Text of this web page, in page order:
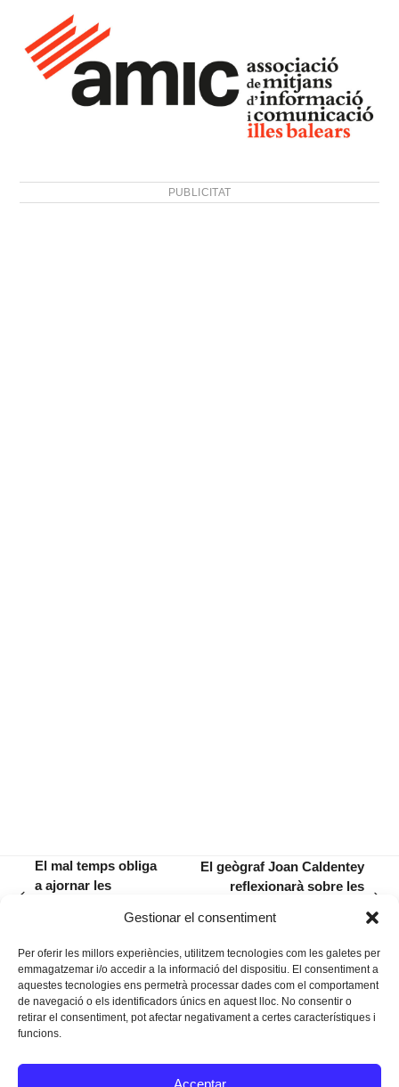
Gestionar el consentiment
Per oferir les millors experiències, utilitzem tecnologies com les galetes per
emmagatzemar i/o accedir a la informació del dispositiu. El consentiment a
aquestes tecnologies ens permetrà processar dades com el comportament
de navegació o els identificadors únics en aquest lloc. No consentir o
retirar el consentiment, pot afectar negativament a certes característiques i
funcions.
Acceptar
PUBLICITAT
El mal temps obliga
a ajornar les
diumenge que ve
post:
El geògraf Joan Caldentey
reflexionarà sobre les
Dilluns de l’Obra
Instagram
Facebook
Twitter
Texts Legals